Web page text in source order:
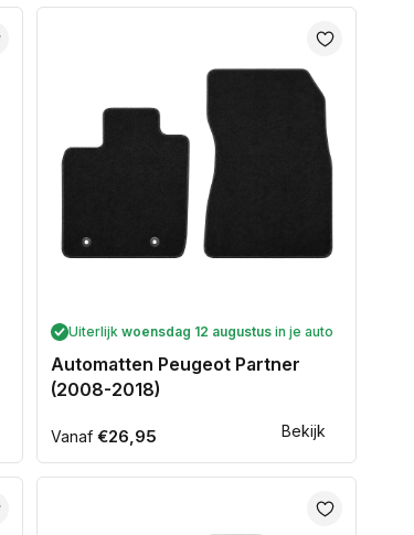
Bekijk
Uiterlijk woensdag 12 augustus in je auto
Automatten Peugeot Partner
(2008-2018)
Normale
prijs
Vanaf €26,95